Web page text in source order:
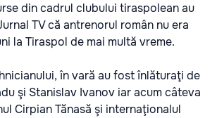
din cadrul clubului tiraspolean au
TV că antrenorul român nu era
la Tiraspol de mai multă vreme.
în vară au fost înlăturaţi de
şi Stanislav Ivanov iar acum câteva
Cirpian Tănasă şi internaţionalul